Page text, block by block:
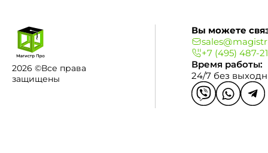
2026 ©Все права
защищены
Вы можете
+7 (495) 487-
Время работы:
24/7 без